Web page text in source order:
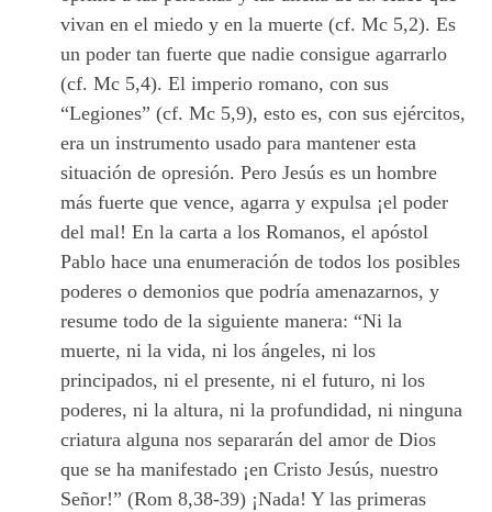
vivan en el miedo y en la muerte (cf. Mc 5,2). Es
un poder tan fuerte que nadie consigue agarrarlo
(cf. Mc 5,4). El imperio romano, con sus
“Legiones” (cf. Mc 5,9), esto es, con sus ejércitos,
era un instrumento usado para mantener esta
situación de opresión. Pero Jesús es un hombre
más fuerte que vence, agarra y expulsa ¡el poder
del mal! En la carta a los Romanos, el apóstol
Pablo hace una enumeración de todos los posibles
poderes o demonios que podría amenazarnos, y
resume todo de la siguiente manera: “Ni la
muerte, ni la vida, ni los ángeles, ni los
principados, ni el presente, ni el futuro, ni los
poderes, ni la altura, ni la profundidad, ni ninguna
criatura alguna nos separarán del amor de Dios
que se ha manifestado ¡en Cristo Jesús, nuestro
Señor!” (Rom 8,38-39) ¡Nada! Y las primeras